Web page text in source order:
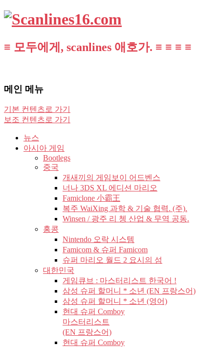
≡ 모두에게, scanlines 애호가. ≡ ≡ ≡ ≡
메인 메뉴
기본 컨텐츠로 가기
보조 컨텐츠로 가기
뉴스
아시아 게임
Bootlegs
중국
개새끼의 게임보이 어드벤스
너나 3DS XL 에디션 마리오
Famiclone 小霸王
복주 WaiXing 과학 & 기술 협력. (주).
Winsen / 광주 리 쳉 산업 & 무역 공동.
홍콩
Nintendo 오락 시스템
Famicom & 슈퍼 Famicom
슈퍼 마리오 월드 2 요시의 섬
대한민국
게임큐브 : 마스터리스트 한국어 !
삼성 슈퍼 할머니 * 소년 (EN 프랑스어)
삼성 슈퍼 할머니 * 소년 (영어)
현대 슈퍼 Comboy
마스터리스트
(EN 프랑스어)
현대 슈퍼 Comboy